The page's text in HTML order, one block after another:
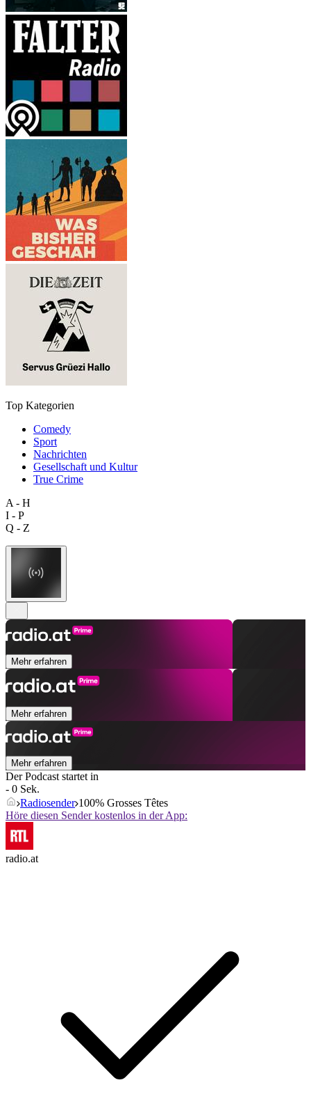
Top Kategorien
Comedy
Sport
Nachrichten
Gesellschaft und Kultur
True Crime
A - H
I - P
Q - Z
Mehr erfahren
Mehr erfahren
Mehr erfahren
Der Podcast startet in
- 0 Sek.
Radiosender 100% Grosses Têtes
Höre diesen Sender kostenlos in der App:
radio.at